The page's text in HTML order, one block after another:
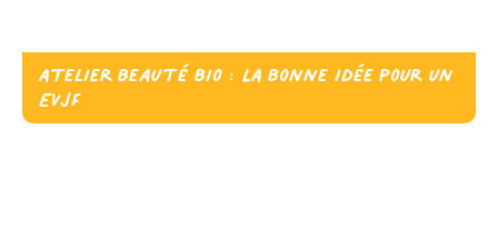
Atelier beauté bio : LA bonne idée pour un
EVJF